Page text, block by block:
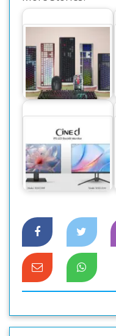
নতুন মডেলের
মেকানিক্যাল, আরজিবি
ও রিচার্জেবল…
নতুন দুই মডেলের
মনিটর বাজারে ছাড়লো
ওয়ালটন